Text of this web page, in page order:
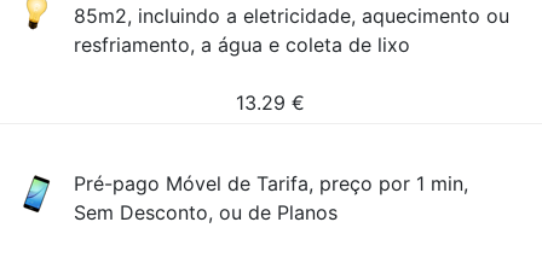
85m2, incluindo a eletricidade, aquecimento ou
resfriamento, a água e coleta de lixo
13.29 €
Pré-pago Móvel de Tarifa, preço por 1 min,
Sem Desconto, ou de Planos